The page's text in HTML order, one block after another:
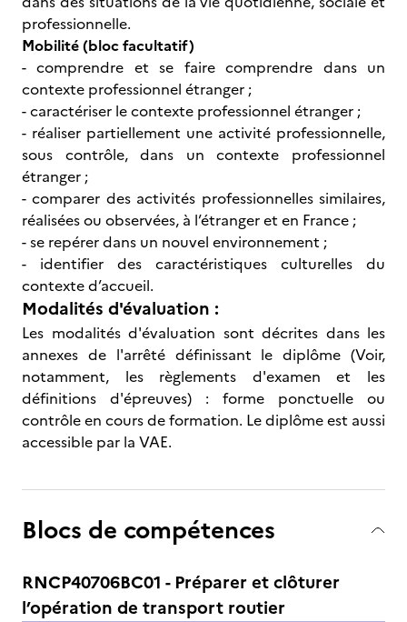
professionnelle.
Mobilité (bloc facultatif)
- comprendre et se faire comprendre dans un
contexte professionnel étranger ;
- caractériser le contexte professionnel étranger ;
- réaliser partiellement une activité professionnelle,
sous contrôle, dans un contexte professionnel
étranger ;
- comparer des activités professionnelles similaires,
réalisées ou observées, à l’étranger et en France ;
- se repérer dans un nouvel environnement ;
- identifier des caractéristiques culturelles du
contexte d’accueil.
Modalités d'évaluation :
Les modalités d'évaluation sont décrites dans les
annexes de l'arrêté définissant le diplôme (Voir,
notamment, les règlements d'examen et les
définitions d'épreuves) : forme ponctuelle ou
contrôle en cours de formation. Le diplôme est aussi
accessible par la VAE.
Blocs de compétences
RNCP40706BC01 - Préparer et clôturer
l’opération de transport routier